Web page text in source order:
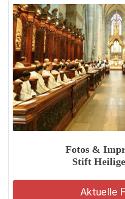
Fotos &
Stift
Aktuelle